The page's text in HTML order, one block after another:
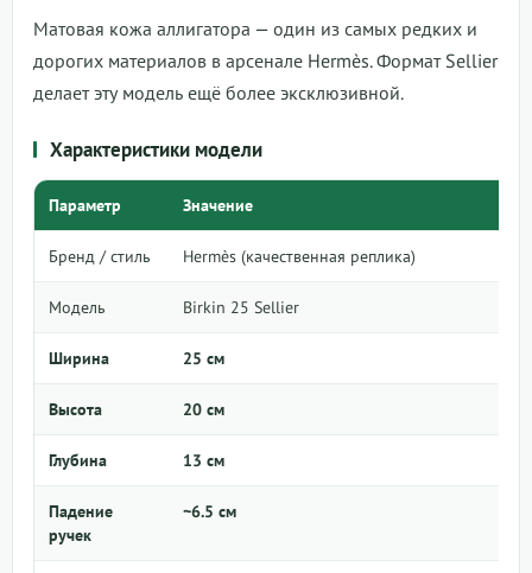
Матовая кожа аллигатора — один из самых редких и
дорогих материалов в арсенале Hermès. Формат Sellier
делает эту модель ещё более эксклюзивной.
Характеристики модели
Параметр Значение
Бренд / стиль Hermès (качественная реплика)
Модель Birkin 25 Sellier
Ширина 25 см
Высота 20 см
Глубина 13 см
Падение
ручек
~6.5 см